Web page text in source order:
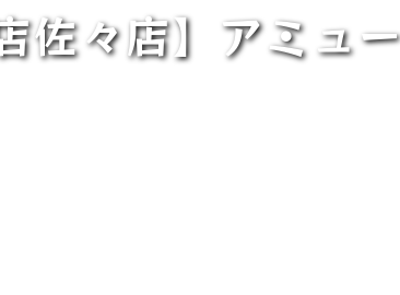
佐々店】アミュ